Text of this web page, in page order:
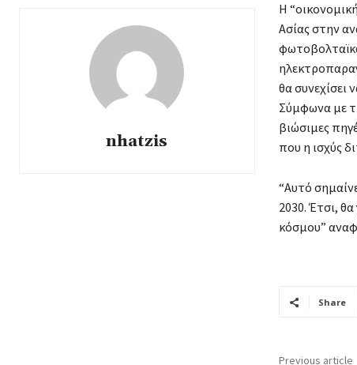
nhatzis
Η
Ασίας στην
θα συνεχίσει
Σύμφωνα με
βιώσιμες
που η ισχύς
“Αυτό
2030. Έτσι,
κόσμου”
Share
Previous article